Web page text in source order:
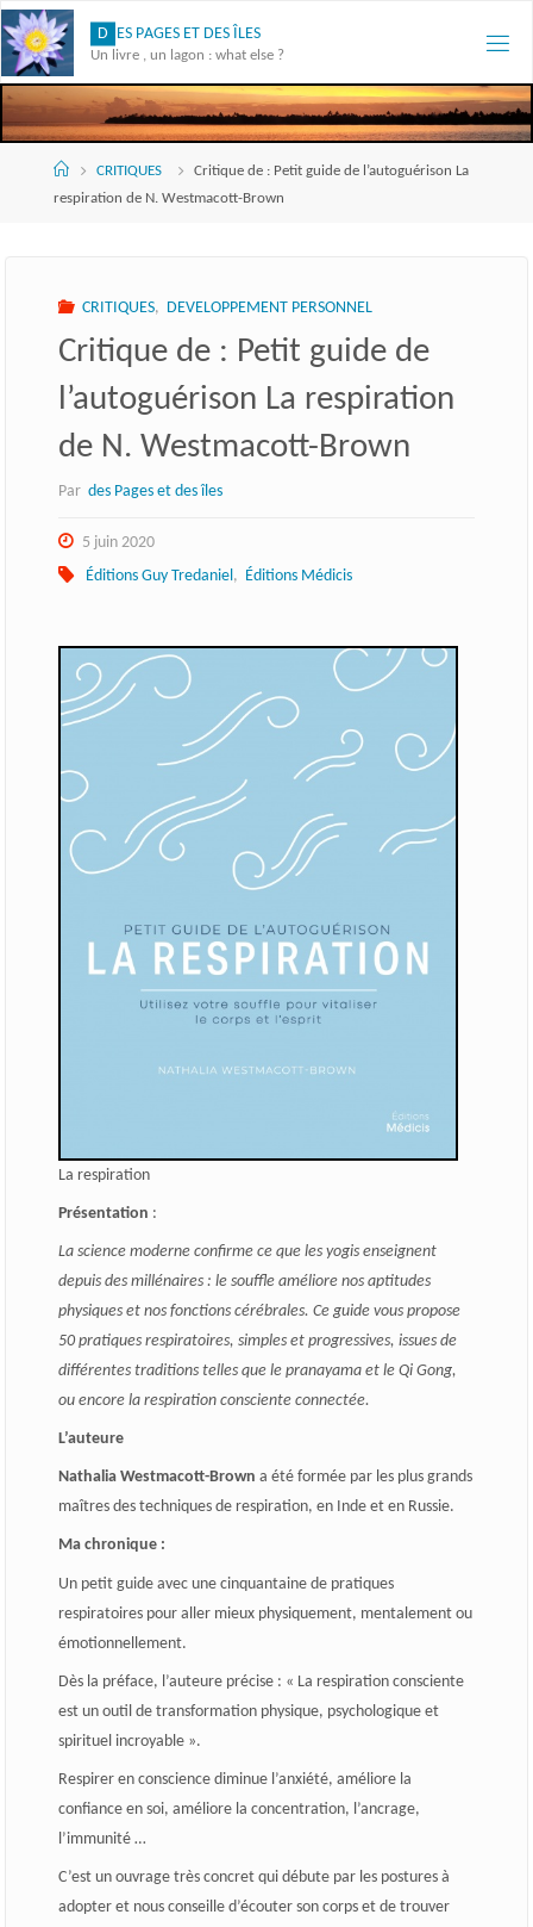
Skip
to
content
D ES PAGES ET DES ÎLES
Un livre , un lagon : what else ?
AccueilCRITIQUES
Critique de : Petit guide de l’autoguérison La
respiration de N. Westmacott-Brown
CRITIQUES, DEVELOPPEMENT PERSONNEL
Critique de : Petit guide de
l’autoguérison La respiration
de N. Westmacott-Brown
Par des Pages et des îles
5 juin 2020
Éditions Guy Tredaniel, Éditions Médicis
La respiration
Présentation :
La science moderne confirme ce que les yogis enseignent
depuis des millénaires : le souffle améliore nos aptitudes
physiques et nos fonctions cérébrales. Ce guide vous propose
50 pratiques respiratoires, simples et progressives, issues de
différentes traditions telles que le pranayama et le Qi Gong,
ou encore la respiration consciente connectée.
L’auteure
Nathalia Westmacott-Brown a été formée par les plus grands
maîtres des techniques de respiration, en Inde et en Russie.
Ma chronique :
Un petit guide avec une cinquantaine de pratiques
respiratoires pour aller mieux physiquement, mentalement ou
émotionnellement.
Dès la préface, l’auteure précise : « La respiration consciente
est un outil de transformation physique, psychologique et
spirituel incroyable ».
Respirer en conscience diminue l’anxiété, améliore la
confiance en soi, améliore la concentration, l’ancrage,
l’immunité …
C’est un ouvrage très concret qui débute par les postures à
adopter et nous conseille d’écouter son corps et de trouver